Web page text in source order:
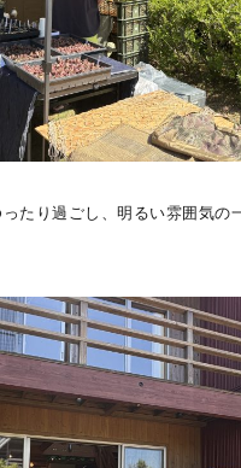
暮らし紹介》小田原市に
より 全国のBESS
たり過ごし、明るい雰囲気の